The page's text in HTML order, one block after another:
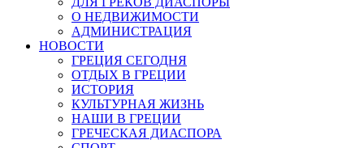
О НЕДВИЖИМОСТИ
АДМИНИСТРАЦИЯ
НОВОСТИ
ГРЕЦИЯ СЕГОДНЯ
ОТДЫХ В ГРЕЦИИ
ИСТОРИЯ
КУЛЬТУРНАЯ ЖИЗНЬ
НАШИ В ГРЕЦИИ
ГРЕЧЕСКАЯ ДИАСПОРА